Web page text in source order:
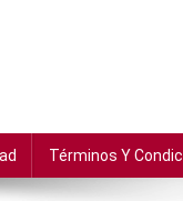
Términos Y